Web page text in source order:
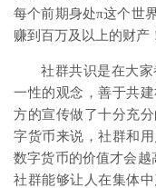
每个前期身处π这个世
赚到百万及以上的财产
社群共识是在大
一性的观念，善于共
方的宣传做了十分充
字货币来说，社群和
数字货币的价值才会越
社群能够让人在集体